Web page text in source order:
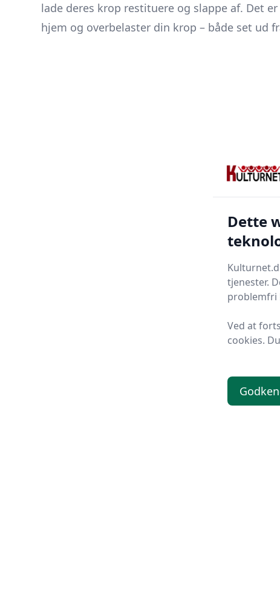
lade deres krop restituere og slappe af. Det
hjem og overbelaster din krop – både set ud
Dette
tjenester.
problemfri
Ved at
cookies.